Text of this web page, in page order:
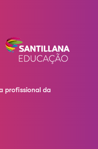
profissional da